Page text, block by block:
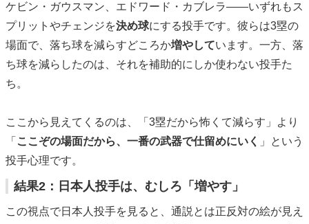
ケビン・ガウスマン、エドワード・カブレラ——いずれもス
プリットやチェンジを決め球にする投手です。彼らは3塁の
場面で、落ち球を減らすどころか増やしています。一方、落
ち球を減らしたのは、それを補助的にしか使わない投手た
ち。
ここから見えてくるのは、「3塁だから怖くて減らす」より
「 ここぞの場面だから、一番の武器で仕留めにいく
」という
投手心理です。
結果2：日本人投手は、むしろ「増やす」
この視点で日本人投手を見ると、通説とは正反対の絵が見え